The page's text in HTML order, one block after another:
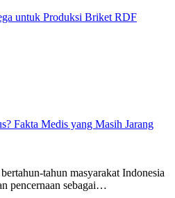
untuk Produksi Briket RDF
Fakta Medis yang Masih Jarang
tahun masyarakat Indonesia
pencernaan sebagai…